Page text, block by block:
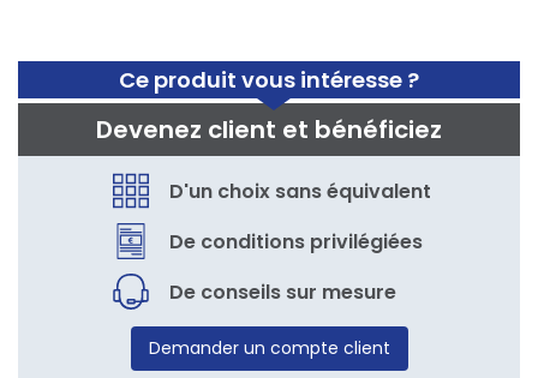
Ce produit vous intéresse ?
Devenez client et bénéficiez
D'un choix sans équivalent
De conditions privilégiées
De conseils sur mesure
Demander un compte client